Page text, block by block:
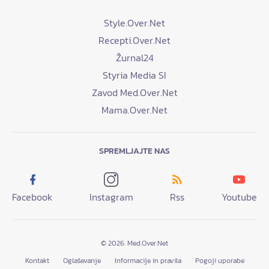
Style.Over.Net
Recepti.Over.Net
Žurnal24
Styria Media SI
Zavod Med.Over.Net
Mama.Over.Net
SPREMLJAJTE NAS
Facebook Instagram Rss Youtube
© 2026. Med.Over.Net
Kontakt
Oglaševanje Informacije in pravila Pogoji uporabe